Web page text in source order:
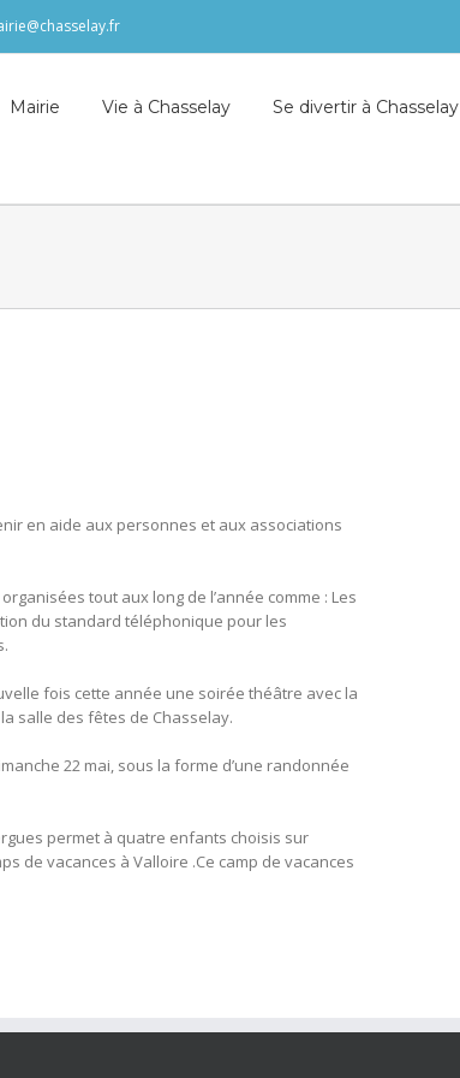
Mairie Vie à Chasselay Se divertir à Chasselay
en aide aux personnes et aux associations
tout aux long de l’année comme : Les
du standard téléphonique pour les
fois cette année une soirée théâtre avec la
salle des fêtes de Chasselay.
22 mai, sous la forme d’une randonnée
permet à quatre enfants choisis sur
de vacances à Valloire .Ce camp de vacances